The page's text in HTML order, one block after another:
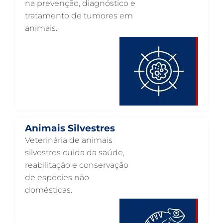
HEMATOLOGIA VETERINÁRIA EM GUARULHOS
GASTROENTEROLOGIA VETERINÁRIA EM GUARULHOS
FARMÁCIA VETERINÁRIA EM GUARULHOS
ENDOSCOPIA EM PETS EM GUARULHOS
ENDOCRINOLOGIA VETERINÁRIA EM GUARULHOS
EMERGÊNCIA VETERINÁRIA EM GUARULHOS
EMERGÊNCIA PARA PETS EM GUARULHOS
na prevenção, diagnóstico e
tratamento de tumores em
animais.
Animais Silvestres
Veterinária de animais
silvestres cuida da saúde,
reabilitação e conservação
de espécies não
domésticas.